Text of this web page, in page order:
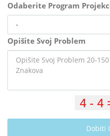
Odaberite Program
Opišite Svoj Problem
Dobiti